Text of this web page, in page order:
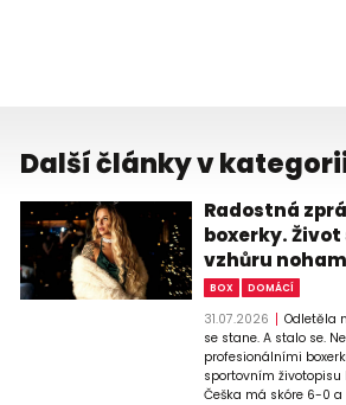
Další články v
Radostná
boxerky.
vzhůru
BOX DOMÁCÍ
31.07.2026
Odletěla
se stane. A stalo se.
profesionálními
sportovním
Češka má skóre 6-0 a